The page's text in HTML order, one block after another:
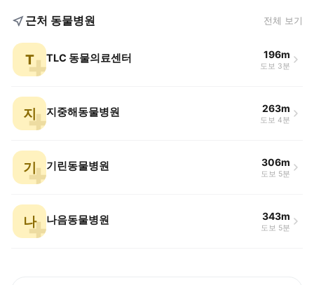
근처 동물병원 전체 보기
T TLC 동물의료센터 196m
도보 3분
지 지중해동물병원 263m
도보 4분
기 기린동물병원 306m
도보 5분
나 나음동물병원 343m
도보 5분